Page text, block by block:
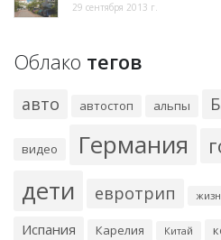
29 сентября 2013 г.
Облако тегов
авто автостоп альпы
видео Германия
дети евротрип
Испания Карелия Китай